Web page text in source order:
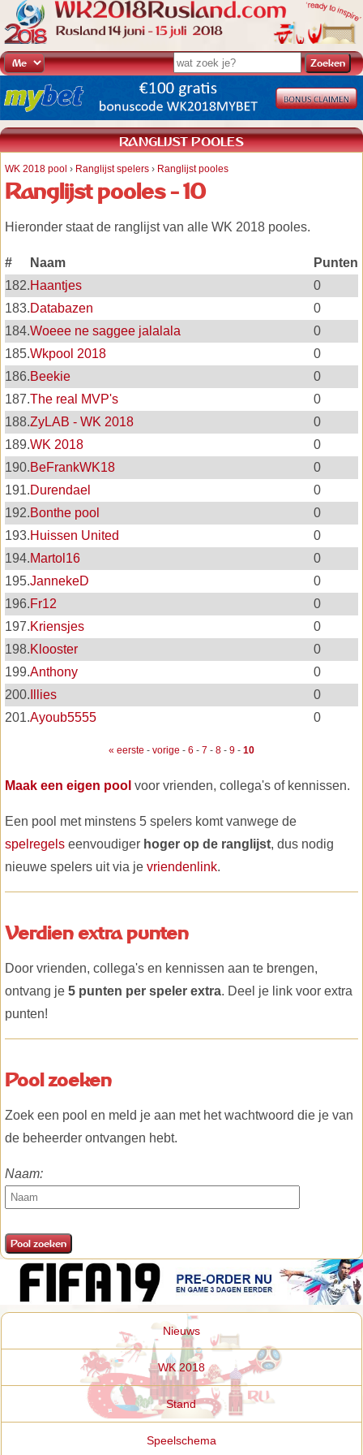
RANGLIJST POOLES
WK 2018 pool › Ranglijst spelers › Ranglijst pooles
Ranglijst pooles - 10
Hieronder staat de ranglijst van alle WK 2018 pooles.
# Naam
Punten
182.Haantjes
0
183.Databazen
0
184.Woeee ne saggee jalalala
0
185.Wkpool 2018
0
186.Beekie
0
187.The real MVP's
0
188.ZyLAB - WK 2018
0
189.WK 2018
0
190.BeFrankWK18
0
191.Durendael
0
192.Bonthe pool
0
193.Huissen United
0
194.Martol16
0
195.JannekeD
0
196.Fr12
0
197.Kriensjes
0
198.Klooster
0
199.Anthony
0
200. Illies
0
201.Ayoub5555 0
« eerste - vorige - 6 - 7 - 8 - 9 - 10
Maak een eigen pool voor vrienden, collega's of kennissen.
Een pool met minstens 5 spelers komt vanwege de
spelregels eenvoudiger hoger op de ranglijst, dus nodig
nieuwe spelers uit via je vriendenlink.
Verdien extra punten
Door vrienden, collega's en kennissen aan te brengen,
ontvang je 5 punten per speler extra. Deel je link voor extra
punten!
Pool zoeken
Zoek een pool en meld je aan met het wachtwoord die je van
de beheerder ontvangen hebt.
Naam:
Nieuws
WK 2018
Stand
Speelschema